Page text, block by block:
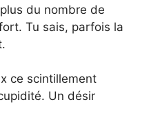
du nombre de
Tu sais, parfois la
ce scintillement
Un désir